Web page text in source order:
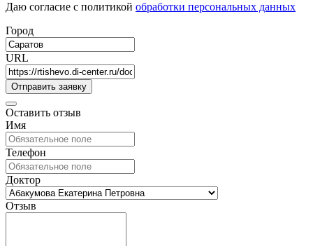
Даю согласие с политикой обработки персональных данных
Город
URL
Оставить отзыв
Имя
Телефон
Доктор
Отзыв